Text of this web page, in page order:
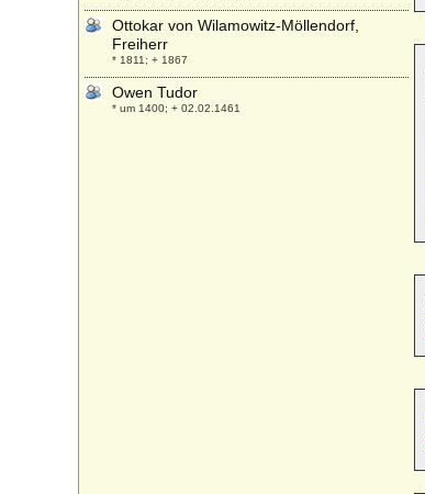
Ottokar von Wilamowitz-Möllendorf,
Freiherr
* 1811; + 1867
Owen Tudor
* um 1400; + 02.02.1461